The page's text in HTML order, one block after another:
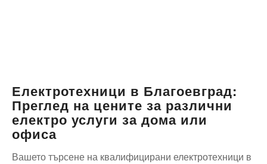
Електротехници в Благоевград:
Преглед на цените за различни
електро услуги за дома или
офиса
Вашето търсене на квалифицирани електротехници в